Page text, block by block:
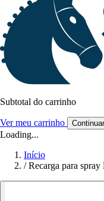
Subtotal do carrinho
Ver meu carrinho
Loading...
Início
/ Recarga para